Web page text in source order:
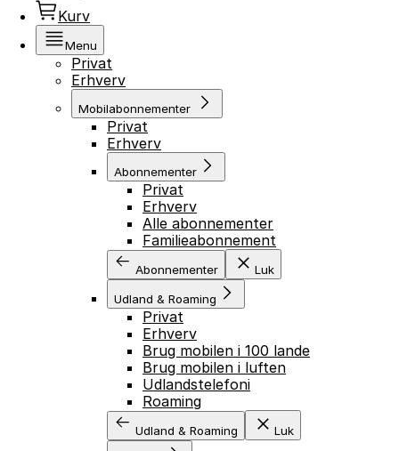
Kurv
Menu
Privat
Erhverv
Mobilabonnementer
Privat
Erhverv
Abonnementer
Privat
Erhverv
Alle abonnementer
Familieabonnement
Abonnementer Luk
Udland & Roaming
Privat
Erhverv
Brug mobilen i 100 lande
Brug mobilen i luften
Udlandstelefoni
Roaming
Udland & Roaming Luk